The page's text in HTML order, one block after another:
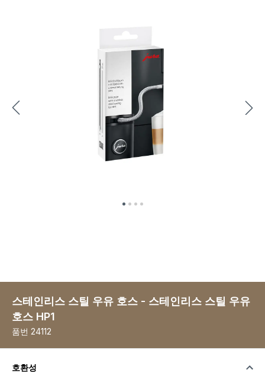
스테인리스 스틸 우유 호스 - 스테인리스 스틸 우유
호스 HP1
품번 24112
호환성